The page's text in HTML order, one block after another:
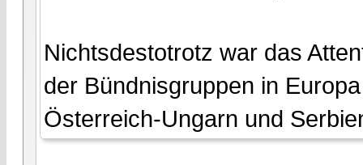
Nichtsdestotrotz war das
der Bündnisgruppen in
Österreich-Ungarn und